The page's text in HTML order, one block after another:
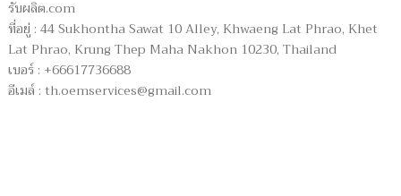
รับผลิต.com
ที่อยู่ : 44 Sukhontha Sawat 10 Alley, Khwaeng Lat Phrao, Khet
Lat Phrao, Krung Thep Maha Nakhon 10230, Thailand
เบอร์ : +66617736688
อีเมล์ : th.oemservices@gmail.com